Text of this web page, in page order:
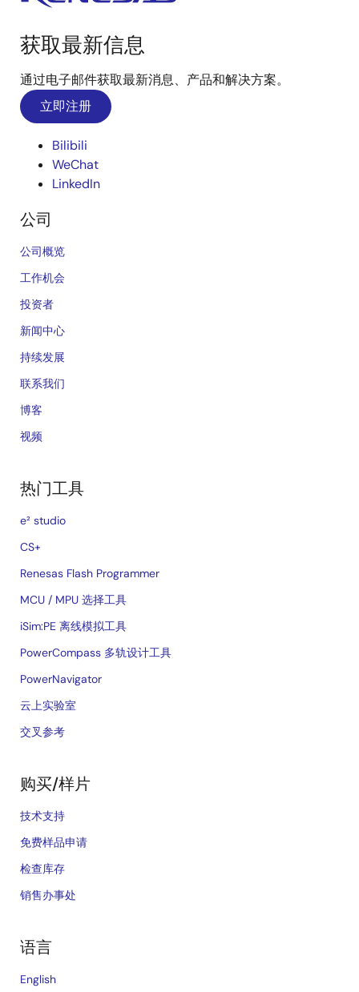
获取最新信息
通过电子邮件获取最新消息、产品和解决方案。
立即注册
Bilibili
WeChat
LinkedIn
公司
公司概览
工作机会
投资者
新闻中心
持续发展
联系我们
博客
视频
热门工具
e² studio
CS+
Renesas Flash Programmer
MCU / MPU 选择工具
iSim:PE 离线模拟工具
PowerCompass 多轨设计工具
PowerNavigator
云上实验室
交叉参考
购买/样片
技术支持
免费样品申请
检查库存
销售办事处
语言
English